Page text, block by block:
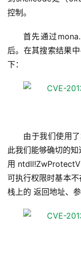
控制。
首先通过
后。在其搜索结果
下：
由于我们使用
此我们能够确切的
用
可执行权限时基本
栈上的 返回地址、